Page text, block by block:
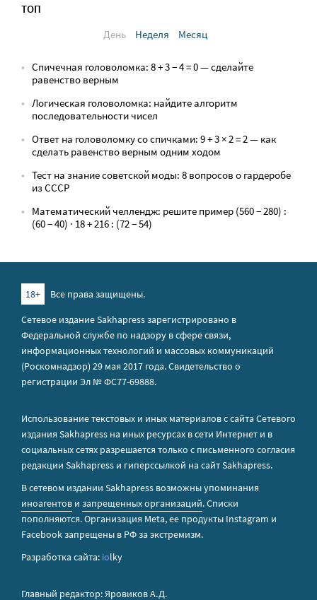
ТОП
День
Неделя Месяц
Спичечная головоломка: 8 + 3 − 4 = 0 — сделайте
равенство верным
Логическая головоломка: найдите алгоритм
последовательности чисел
Ответ на головоломку со спичками: 9 + 3 × 2 = 2 — как
сделать равенство верным одним ходом
Тест на знание советской моды: 8 вопросов о гардеробе
из СССР
Математический челлендж: решите пример (560 − 280) :
(60 − 40) · 18 + 216 : (72 − 54)
18+
Все права защищены.
Сетевое издание Sakhapress зарегистрировано в
Федеральной службе по надзору в сфере связи,
информационных технологий и массовых коммуникаций
(Роскомнадзор) 29 мая 2017 года. Свидетельство о
регистрации Эл № ФС77-69888.
Использование текстовых и иных материалов с сайта Сетевого
издания Sakhapress на иных ресурсах в сети Интернет и в
социальных сетях разрешается только с письменного согласия
редакции Sakhapress и гиперссылкой на сайт Sakhapress.
В сетевом издании Sakhapress возможны упоминания
иноагентов и запрещенных организаций. Списки
пополняются. Организация Metа, ее продукты Instagram и
Facebook запрещены в РФ за экстремизм.
Разработка сайта: iolky
Главный редактор: Яровиков А.Д.